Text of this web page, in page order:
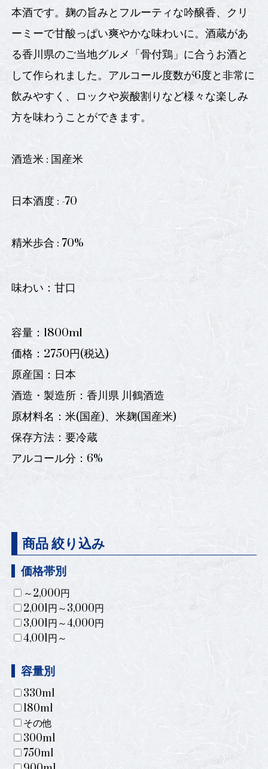
本酒です。麹の旨みとフルーティな吟醸香、クリ
ーミーで甘酸っぱい爽やかな味わいに。酒蔵があ
る香川県のご当地グルメ「骨付鶏」に合うお酒と
して作られました。アルコール度数が6度と非常に
飲みやすく、ロックや炭酸割りなど様々な楽しみ
方を味わうことができます。
酒造米 : 国産米
日本酒度 : -70
精米歩合 : 70%
味わい：甘口
容量：1800ml
価格：2750円(税込)
原産国：日本
酒造・製造所：香川県 川鶴酒造
原材料名：米(国産)、米麹(国産米)
保存方法：要冷蔵
アルコール分：6%
商品 絞り込み
価格帯別
～2,000円
2,001円～3,000円
3,001円～4,000円
4,001円～
容量別
330ml
180ml
その他
300ml
750ml